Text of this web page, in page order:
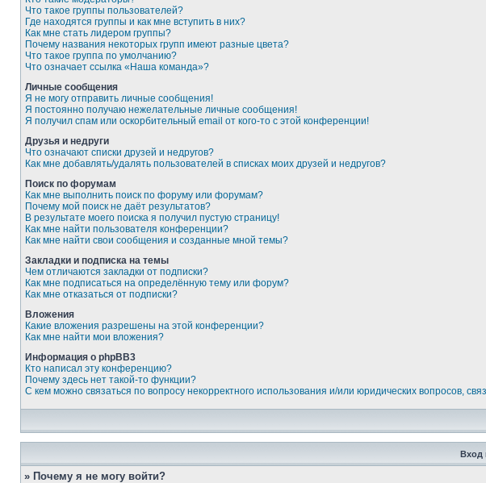
Что такое группы пользователей?
Где находятся группы и как мне вступить в них?
Как мне стать лидером группы?
Почему названия некоторых групп имеют разные цвета?
Что такое группа по умолчанию?
Что означает ссылка «Наша команда»?
Личные сообщения
Я не могу отправить личные сообщения!
Я постоянно получаю нежелательные личные сообщения!
Я получил спам или оскорбительный email от кого-то с этой конференции!
Друзья и недруги
Что означают списки друзей и недругов?
Как мне добавлять/удалять пользователей в списках моих друзей и недругов?
Поиск по форумам
Как мне выполнить поиск по форуму или форумам?
Почему мой поиск не даёт результатов?
В результате моего поиска я получил пустую страницу!
Как мне найти пользователя конференции?
Как мне найти свои сообщения и созданные мной темы?
Закладки и подписка на темы
Чем отличаются закладки от подписки?
Как мне подписаться на определённую тему или форум?
Как мне отказаться от подписки?
Вложения
Какие вложения разрешены на этой конференции?
Как мне найти мои вложения?
Информация о phpBB3
Кто написал эту конференцию?
Почему здесь нет такой-то функции?
С кем можно связаться по вопросу некорректного использования и/или юридических вопросов,
Вход
» Почему я не могу войти?